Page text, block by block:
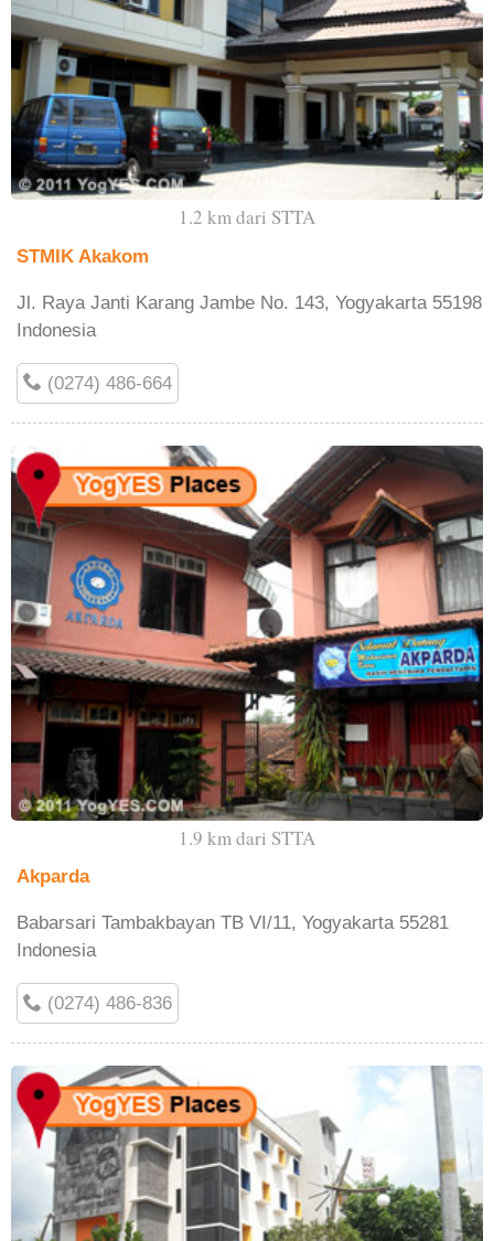
1.2 km dari STTA
STMIK Akakom
Jl. Raya Janti Karang Jambe No. 143, Yogyakarta 55198
Indonesia
(0274) 486-664
1.9 km dari STTA
Akparda
Babarsari Tambakbayan TB VI/11, Yogyakarta 55281
Indonesia
(0274) 486-836